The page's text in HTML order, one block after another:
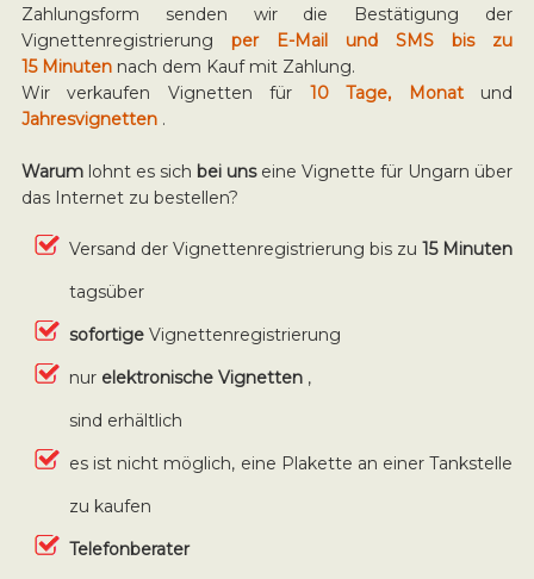
Zahlungsform senden wir die Bestätigung der
Vignettenregistrierung per E-Mail und SMS bis zu
15 Minuten nach dem Kauf mit Zahlung.
Wir verkaufen Vignetten für 10 Tage, Monat und
Jahresvignetten .
Warumlohnt es sich bei unseine Vignette für Ungarn über
das Internet zu bestellen?
Versand der Vignettenregistrierung bis zu15 Minuten
tagsüber
sofortige Vignettenregistrierung
nur elektronische Vignetten ,
sind erhältlich
es ist nicht möglich, eine Plakette an einer Tankstelle
zu kaufen
Telefonberater